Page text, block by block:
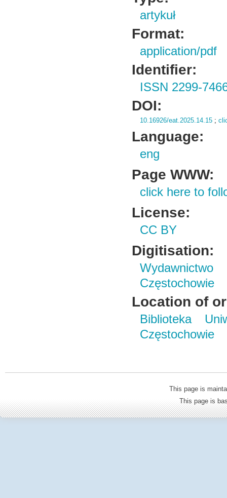
artykuł
Format:
application/pdf
Identifier:
ISSN 2299-
DOI:
10.16926/eat.2025.14.15 ;
Language:
eng
Page WWW:
click here to
License:
CC BY
Digitisation:
Częstochowie
Location of
Biblioteka
Częstochowie
This page is
This page is